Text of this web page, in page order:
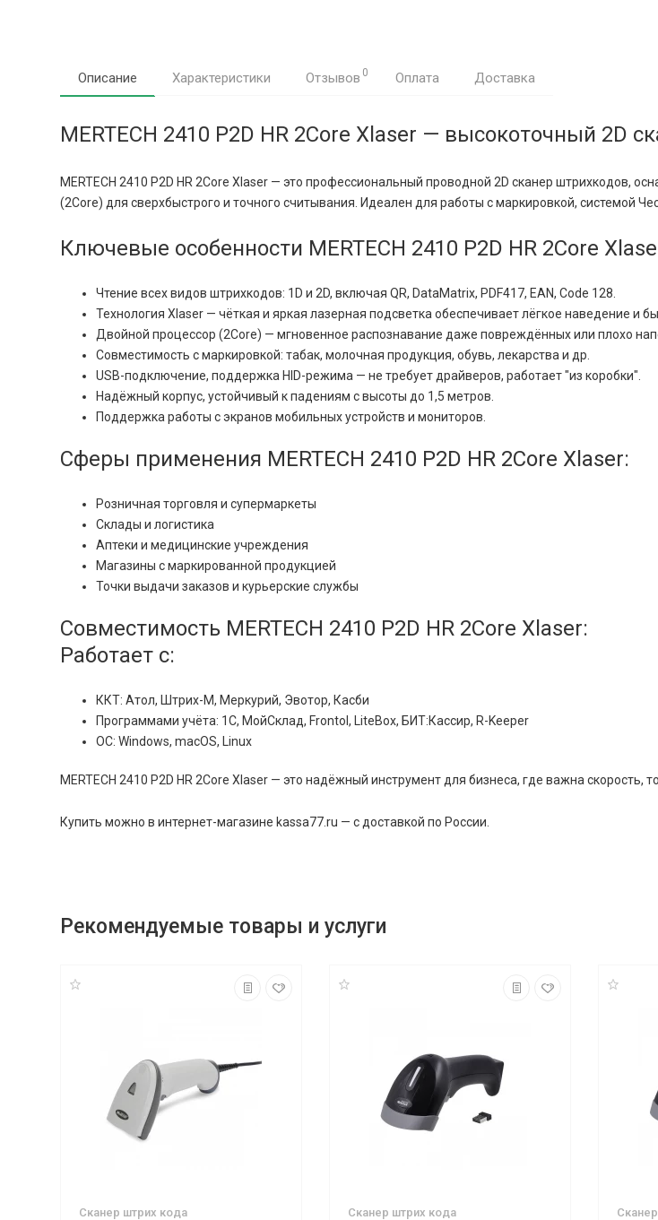
Описание Характеристики Отзывов 0 Оплата Доставка
MERTECH 2410 P2D HR 2Core Xlaser — высокоточный 2D
MERTECH 2410 P2D HR 2Core Xlaser — это профессиональный проводной 2D сканер штрихкодов,
(2Core) для сверхбыстрого и точного считывания. Идеален для работы с маркировкой, системой
Ключевые особенности MERTECH 2410 P2D HR 2Core
Чтение всех видов штрихкодов: 1D и 2D, включая QR, DataMatrix, PDF417, EAN, Code 128.
Технология Xlaser — чёткая и яркая лазерная подсветка обеспечивает лёгкое наведение и
Двойной процессор (2Core) — мгновенное распознавание даже повреждённых или плохо
Совместимость с маркировкой: табак, молочная продукция, обувь, лекарства и др.
USB-подключение, поддержка HID-режима — не требует драйверов, работает "из коробки".
Надёжный корпус, устойчивый к падениям с высоты до 1,5 метров.
Поддержка работы с экранов мобильных устройств и мониторов.
Сферы применения MERTECH 2410 P2D HR 2Core Xlaser:
Розничная торговля и супермаркеты
Склады и логистика
Аптеки и медицинские учреждения
Магазины с маркированной продукцией
Точки выдачи заказов и курьерские службы
Совместимость MERTECH 2410 P2D HR 2Core Xlaser:
Работает с:
ККТ: Атол, Штрих-М, Меркурий, Эвотор, Касби
Программами учёта: 1С, МойСклад, Frontol, LiteBox, БИТ:Кассир, R-Keeper
ОС: Windows, macOS, Linux
MERTECH 2410 P2D HR 2Core Xlaser — это надёжный инструмент для бизнеса, где важна
Купить можно в интернет-магазине kassa77.ru — с доставкой по России.
Рекомендуемые товары и услуги
Сканер штрих кода Сканер штрих кода